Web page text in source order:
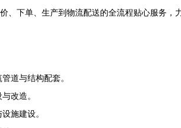
、下单、生产到物流配送的全流程贴心服务，
道与结构配套。
改造。
施建设。